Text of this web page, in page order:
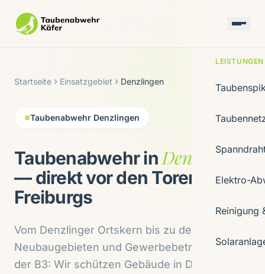
LEISTUNGEN
Elektro-
Reinigung
Startseite Einsatzgebiet Denzlingen
Taubenabwehr Denzlingen
Taubenabwehr inDenzlingen
— direkt vor den Toren
Freiburgs
Vom Denzlinger Ortskern bis zu den
Neubaugebieten und Gewerbebetrieben an
der B3: Wir schützen Gebäude in Denzlingen